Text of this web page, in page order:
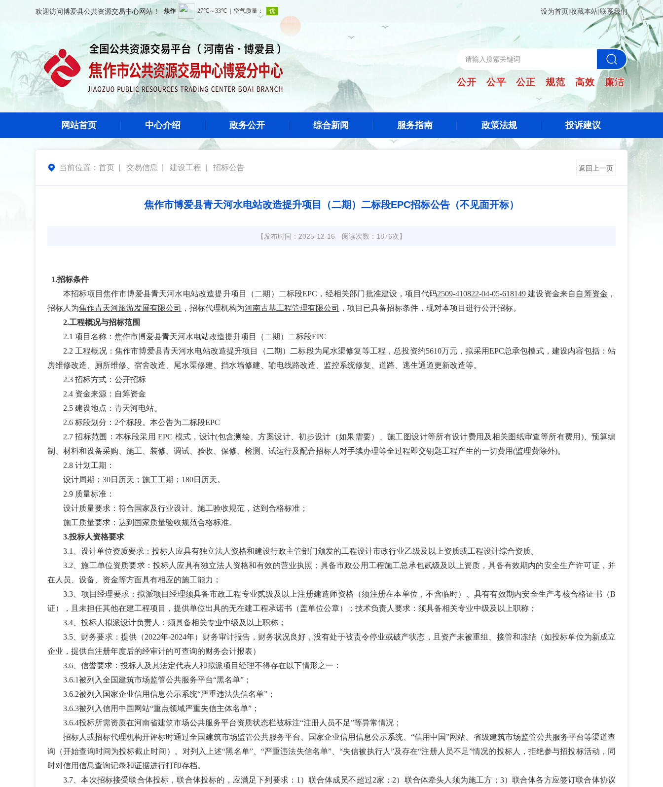
欢迎访问博爱县公共资源交易中心网站！ 设为首页|收藏本站|联系我们
公开 公平 公正 规范 高效 廉洁
网站首页 中心介绍 政务公开 综合新闻 服务指南 政策法规 投诉建议
 当前位置： 首页 交易信息 建设工程 招标公告 返回上一页
焦作市博爱县青天河水电站改造提升项目（二期）二标段EPC招标公告（不见面开标）
【发布时间：2025-12-16 阅读次数：1876次】
1.招标条件
本招标项目 焦作市博爱县青天河水电站改造提升项目（二期）二标段EPC，经相关部门批准建设，项目代码2509-410822-04-05-618149建设资金来自 自筹资金 ，
招标人为焦作青天河旅游发展有限公司 ，招标代理机构为河南古基工程管理有限公司
，项目已具备招标条件，现对本项目进行公开招标。
2.工程概况与招标范围
2.1 项目名称： 焦作市博爱县青天河水电站改造提升项目（二期）二标段EPC
2.2 工程概况：焦作市博爱县青天河水电站改造提升项目（二期）二标段为尾水渠修复等工程，总投资约5610万元，拟采用EPC总承包模式，建设内容包括：站
房维修改造、厕所维修、宿舍改造、尾水渠修建、挡水墙修建、输电线路改造、监控系统修复、道路、逃生通道更新改造等。
2.3 招标方式：公开招标
2.4 资金来源：自筹资金
2.5 建设地点：青天河电站。
2.6 标段划分：2个标段。本公告为二标段EPC
2.7 招标范围：本标段采用 EPC 模式，设计(包含测绘、方案设计、初步设计（如果需要）、施工图设计等所有设计费用及相关图纸审查等所有费用)、预算编
制、材料和设备采购、施工、装修、调试、验收、保修、检测、试运行及配合招标人对手续办理等全过程即交钥匙工程产生的一切费用(监理费除外)。
2.8 计划工期：
设计周期：30日历天；施工工期：180日历天。
2.9 质量标准：
设计质量要求：符合国家及行业设计、施工验收规范，达到合格标准；
施工质量要求：达到国家质量验收规范合格标准。
3.投标人资格要求
3.1、设计单位资质要求：投标人应具有独立法人资格和建设行政主管部门颁发的工程设计市政行业乙级及以上资质或工程设计综合资质。
3.2、施工单位资质要求：投标人应具有独立法人资格和有效的营业执照；具备市政公用工程施工总承包贰级及以上资质，具备有效期内的安全生产许可证，并
在人员、设备、资金等方面具有相应的施工能力；
3.3、项目经理要求：拟派项目经理须具备市政工程专业贰级及以上注册建造师资格（须注册在本单位，不含临时）、具有有效期内安全生产考核合格证书（B
证），且未担任其他在建工程项目，提供单位出具的无在建工程承诺书（盖单位公章）；技术负责人要求：须具备相关专业中级及以上职称；
3.4、投标人拟派设计负责人：须具备相关专业中级及以上职称；
3.5、财务要求：提供（2022年-2024年）财务审计报告，财务状况良好，没有处于被责令停业或破产状态，且资产未被重组、接管和冻结（如投标单位为新成立
企业，提供自注册年度后的经审计的可查询的财务会计报表）
3.6、信誉要求：投标人及其法定代表人和拟派项目经理不得存在以下情形之一：
3.6.1被列入全国建筑市场监管公共服务平台“黑名单”；
3.6.2被列入国家企业信用信息公示系统“严重违法失信名单”；
3.6.3被列入信用中国网站“重点领域严重失信主体名单”；
3.6.4投标所需资质在河南省建筑市场公共服务平台资质状态栏被标注“注册人员不足”等异常情况；
招标人或招标代理机构开评标时通过全国建筑市场监管公共服务平台、国家企业信用信息公示系统、“信用中国”网站、省级建筑市场监管公共服务平台等渠道查
询（开始查询时间为投标截止时间）。对列入上述“黑名单”、“严重违法失信名单”、“失信被执行人”及存在“注册人员不足”情况的投标人，拒绝参与招投标活动，同
时对信用信息查询记录和证据进行打印存档。
3.7、本次招标接受联合体投标，联合体投标的，应满足下列要求：1）联合体成员不超过2家；2）联合体牵头人须为施工方；3）联合体各方应签订联合体协议